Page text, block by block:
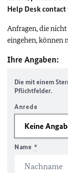
Help Desk
Anfragen, die
eingehen, können
Ihre Angaben:
Die mit einem
Pflichtfelder.
Anrede
Name *